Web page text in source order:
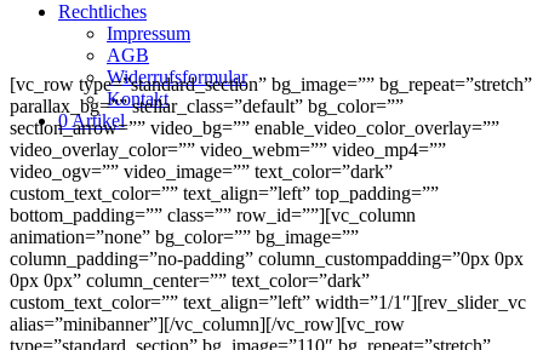
Rechtliches
Impressum
AGB
Widerrufsformular
Kontakt
0 Artikel
[vc_row type=”standard_section” bg_image=”” bg_repeat=”stretch”
parallax_bg=”” stellar_class=”default” bg_color=””
section_arrow=”” video_bg=”” enable_video_color_overlay=””
video_overlay_color=”” video_webm=”” video_mp4=””
video_ogv=”” video_image=”” text_color=”dark”
custom_text_color=”” text_align=”left” top_padding=””
bottom_padding=”” class=”” row_id=””][vc_column
animation=”none” bg_color=”” bg_image=””
column_padding=”no-padding” column_custompadding=”0px 0px
0px 0px” column_center=”” text_color=”dark”
custom_text_color=”” text_align=”left” width=”1/1″][rev_slider_vc
alias=”minibanner”][/vc_column][/vc_row][vc_row
type=”standard_section” bg_image=”110″ bg_repeat=”stretch”